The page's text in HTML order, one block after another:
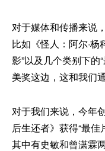
对于媒体和传播来说
比如《怪人：阿尔·
影”以及几个类别下的
美奖这边，这和我们
对于我们来说，今年
后生还者》获得“最佳
其中有史敏和曾潇霖